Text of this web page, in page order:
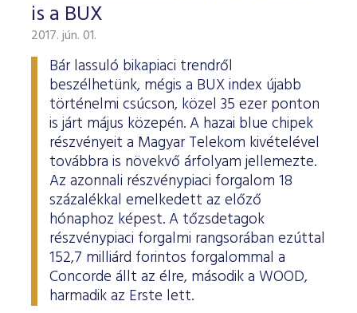
is a BUX
2017. jún. 01.
Bár lassuló bikapiaci trendről
beszélhetünk, mégis a BUX index újabb
történelmi csúcson, közel 35 ezer ponton
is járt május közepén. A hazai blue chipek
részvényeit a Magyar Telekom kivételével
továbbra is növekvő árfolyam jellemezte.
Az azonnali részvénypiaci forgalom 18
százalékkal emelkedett az előző
hónaphoz képest. A tőzsdetagok
részvénypiaci forgalmi rangsorában ezúttal
152,7 milliárd forintos forgalommal a
Concorde állt az élre, második a WOOD,
harmadik az Erste lett.